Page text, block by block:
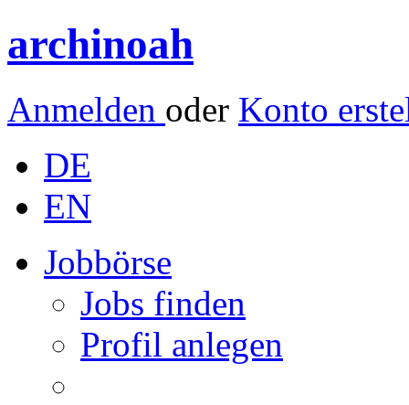
archinoah
Anmelden oder Konto
DE
EN
Jobbörse
Jobs finden
Profil anlegen